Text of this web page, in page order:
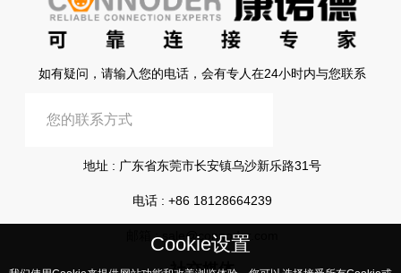
Cookie设置
如有疑问，请输入您的电话，会有专人在24小时内与您联系
地址 : 广东省东莞市长安镇乌沙新乐路31号
电话 : +86 18128664239
邮箱 :sale@connoder.com
社交媒体